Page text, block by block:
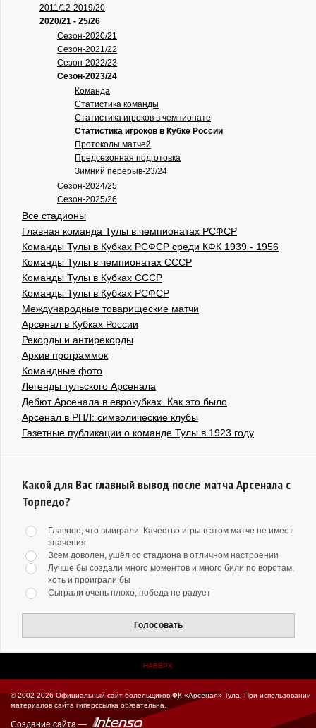
2011/12-2019/20
2020/21 - 25/26
Сезон-2020/21
Сезон-2021/22
Сезон-2022/23
Сезон-2023/24
Команда
Статистика команды
Статистика игроков в чемпионате
Статистика игроков в Кубке России
Протоколы матчей
Предсезонная подготовка
Зимний перерыв-23/24
Сезон-2024/25
Сезон-2025/26
Все стадионы
Главная команда Тулы в чемпионатах РСФСР
Команды Тулы в Кубках РСФСР среди КФК 1939 - 1956
Команды Тулы в чемпионатах СССР
Команды Тулы в Кубках СССР
Команды Тулы в Кубках РСФСР
Международные товарищеские матчи
Арсенал в Кубках России
Рекорды и антирекорды
Архив программок
Командные фото
Легенды тульского Арсенала
Дебют Арсенала в еврокубках. Как это было
Арсенал в РПЛ: символические клубы
Газетные публикации о команде Тулы в 1923 году
Какой для Вас главный вывод после матча Арсенала с
Торпедо?
Главное, что выиграли. Качество игры в этом матче не имеет
значения
Всем доволен, ушёл со стадиона в отличном настроении
Лучше бы создали много моментов и много били по воротам,
хоть и проиграли бы
Сыграли очень плохо, победа не радует
Голосовать
НАВЕРХ
© 2002-2026 Официальный сайт болельщиков ФК «Арсенал» Тула.
При использовании
материалов сайта гиперссылка обязательна.
Создание сайта —